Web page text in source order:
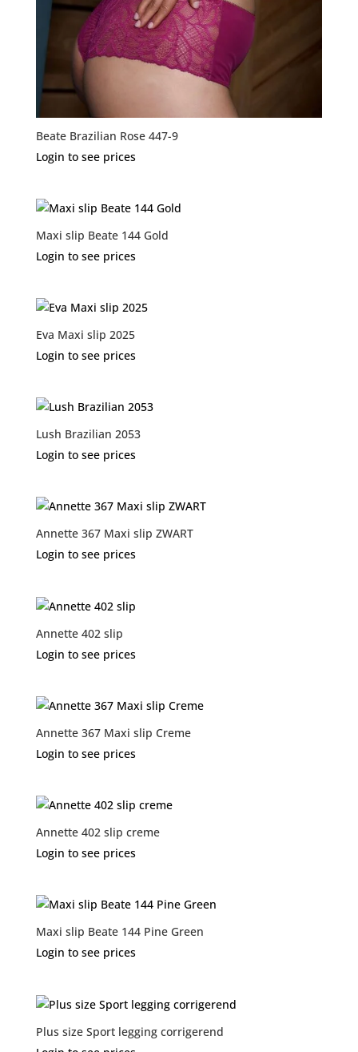
Beate Brazilian Rose 447-9
Login to see prices
Maxi slip Beate 144 Gold
Login to see prices
Eva Maxi slip 2025
Login to see prices
Lush Brazilian 2053
Login to see prices
Annette 367 Maxi slip ZWART
Login to see prices
Annette 402 slip
Login to see prices
Annette 367 Maxi slip Creme
Login to see prices
Annette 402 slip creme
Login to see prices
Maxi slip Beate 144 Pine Green
Login to see prices
Plus size Sport legging corrigerend